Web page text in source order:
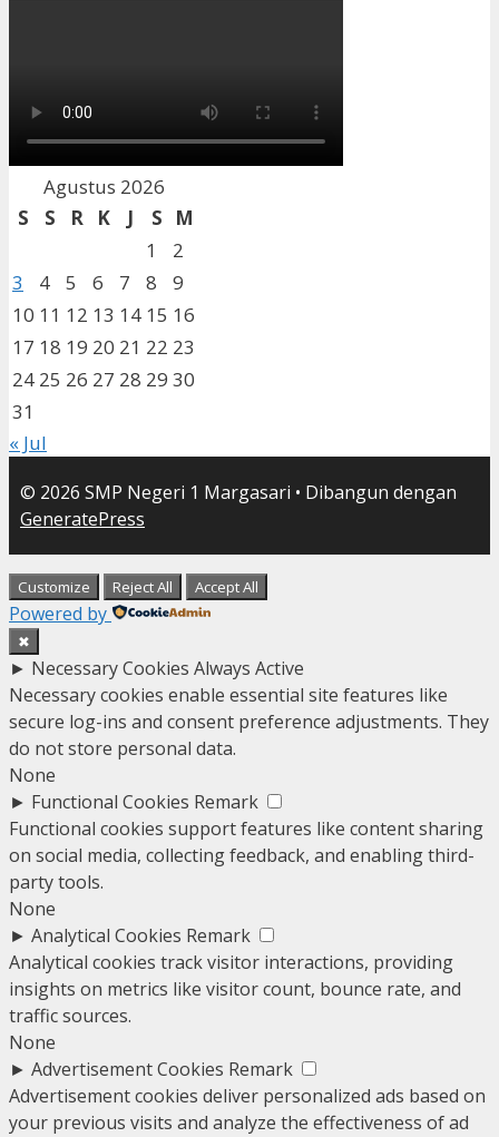
Agustus 2026
S
S R K J S
M
1
2
3
4 5 6 7 8
9
10 11 12 13 14 15 16
17 18 19 20 21 22 23
24 25 26 27 28 29 30
31
« Jul
© 2026 SMP Negeri 1 Margasari • Dibangun dengan
GeneratePress
Customize Reject All Accept All
Powered by
✖
► Necessary Cookies Always Active
Necessary cookies enable essential site features like
secure log-ins and consent preference adjustments. They
do not store personal data.
None
► Functional Cookies Remark
Functional cookies support features like content sharing
on social media, collecting feedback, and enabling third-
party tools.
None
► Analytical Cookies Remark
Analytical cookies track visitor interactions, providing
insights on metrics like visitor count, bounce rate, and
traffic sources.
None
► Advertisement Cookies Remark
Advertisement cookies deliver personalized ads based on
your previous visits and analyze the effectiveness of ad